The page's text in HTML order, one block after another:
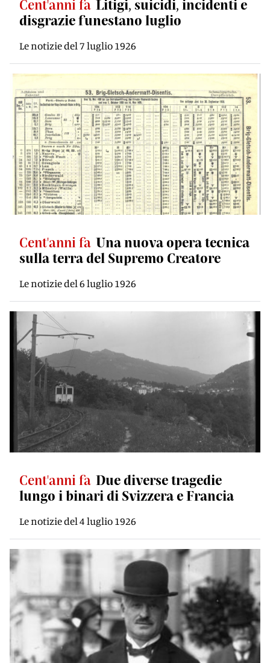
Cent'anni fa Litigi, suicidi, incidenti e
disgrazie funestano luglio
Le notizie del 7 luglio 1926
Cent'anni fa Una nuova opera tecnica
sulla terra del Supremo Creatore
Le notizie del 6 luglio 1926
Cent'anni fa Due diverse tragedie
lungo i binari di Svizzera e Francia
Le notizie del 4 luglio 1926